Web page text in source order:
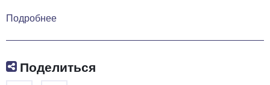
Подробнее
Поделиться